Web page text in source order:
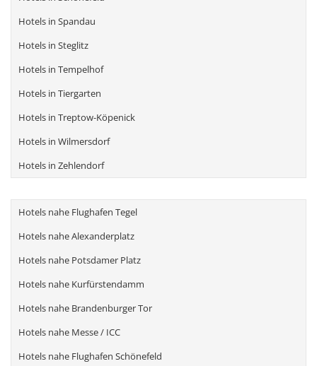
Hotels in Spandau
Hotels in Steglitz
Hotels in Tempelhof
Hotels in Tiergarten
Hotels in Treptow-Köpenick
Hotels in Wilmersdorf
Hotels in Zehlendorf
Hotels nahe Flughafen Tegel
Hotels nahe Alexanderplatz
Hotels nahe Potsdamer Platz
Hotels nahe Kurfürstendamm
Hotels nahe Brandenburger Tor
Hotels nahe Messe / ICC
Hotels nahe Flughafen Schönefeld